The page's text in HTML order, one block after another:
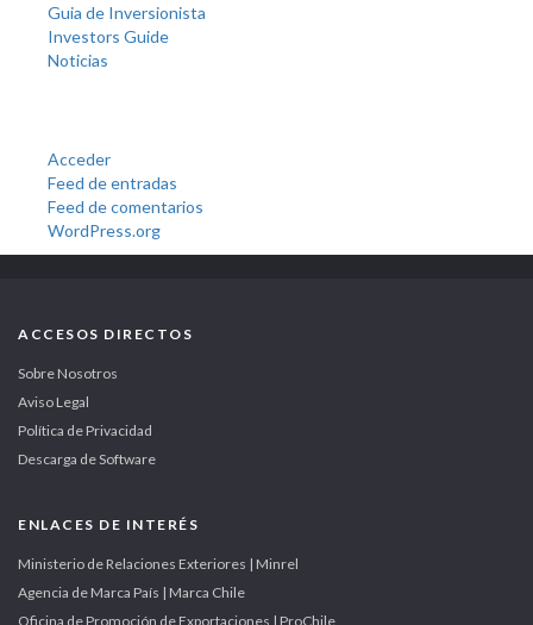
Guia de Inversionista
Investors Guide
Noticias
Acceder
Feed de entradas
Feed de comentarios
WordPress.org
ACCESOS DIRECTOS
Sobre Nosotros
Aviso Legal
Política de Privacidad
Descarga de Software
ENLACES DE INTERÉS
Ministerio de Relaciones Exteriores | Minrel
Agencia de Marca País | Marca Chile
Oficina de Promoción de Exportaciones | ProChile